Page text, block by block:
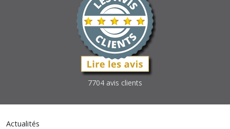
7704 avis clients
Actualités